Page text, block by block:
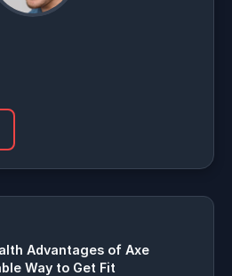
Advantages of Axe
Way to Get Fit